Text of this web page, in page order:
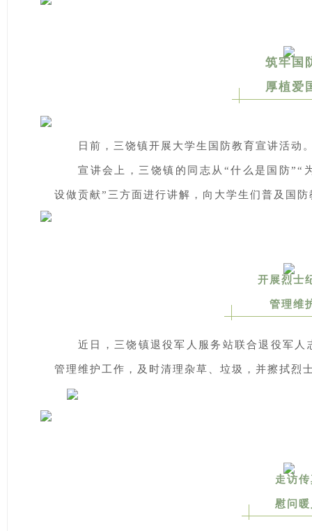
筑牢国
厚植爱
日前，三饶镇开展大学生国防教育宣讲活动
宣讲会上，三饶镇的同志从“什么是国防”“
设做贡献”三方面进行讲解，向大学生们普及国
开展烈士
管理维
近日，三饶镇退役军人服务站联合退役军
管理维护工作，及时清理杂草、垃圾，并擦拭烈
走访
慰问